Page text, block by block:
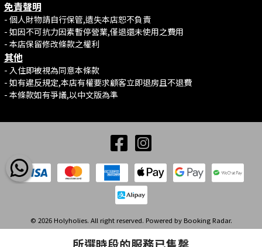
免責聲明
- 個人財物請自行保管,遺失本店恕不負責
- 如因不可抗力因素暫停營業,僅退還未使用之費用
- 本店保留修改條款之權利
其他
- 入住即被視為同意本條款
- 如有違反規定,本店有權要求顧客立即退房且不退費
- 本條款如有爭議,以中文版為準
© 2026 Holyholies. All right reserved. Powered by Booking Radar.